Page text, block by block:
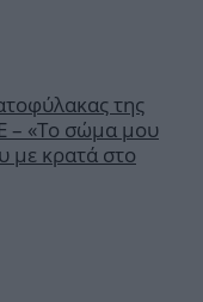
της
– «Το σώμα μου
με κρατά στο